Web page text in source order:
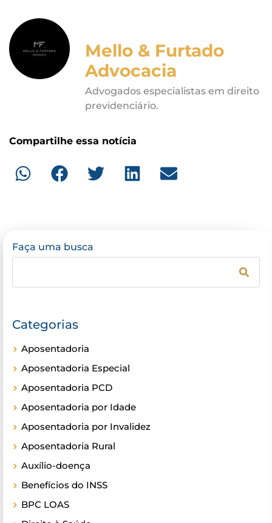
Mello & Furtado
Advocacia
Advogados especialistas em direito
previdenciário.
Compartilhe essa notícia
Faça uma busca
Categorias
Aposentadoria
Aposentadoria Especial
Aposentadoria PCD
Aposentadoria por Idade
Aposentadoria por Invalidez
Aposentadoria Rural
Auxílio-doença
Benefícios do INSS
BPC LOAS